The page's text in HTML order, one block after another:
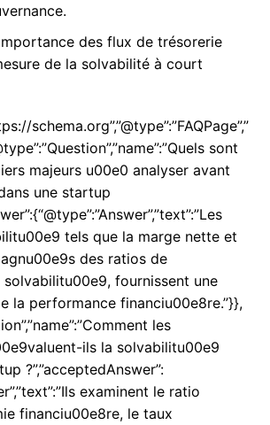
des flux de trésorerie
de la solvabilité à court
schema.org”,”@type”:”FAQPage”,”
sont
majeurs u00e0 analyser avant
une startup
tels que la marge nette et
des ratios de
fournissent une
la performance financiu00e8re.”}},
les
ils la solvabilitu00e9
?”,”acceptedAnswer”:
examinent le ratio
financiu00e8re, le taux